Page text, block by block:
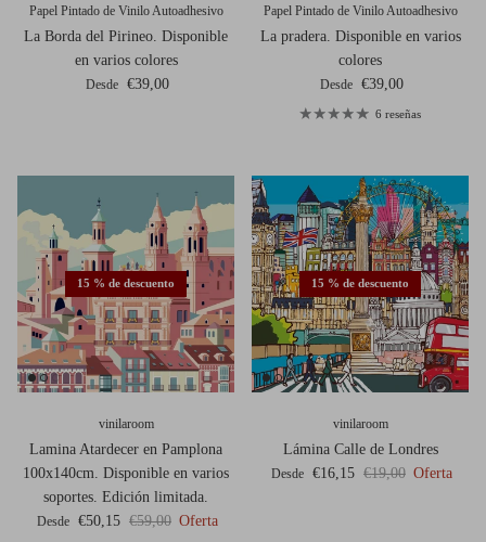
Papel Pintado de Vinilo Autoadhesivo
La Borda del Pirineo. Disponible
en varios colores
Precio normal
Desde €39,00
Papel Pintado de Vinilo Autoadhesivo
La pradera. Disponible en varios
colores
Precio normal
Desde €39,00
6 reseñas
15 % de descuento
vinilaroom
Lamina Atardecer en Pamplona
100x140cm. Disponible en varios
soportes. Edición limitada.
Precio de venta
Desde €50,15 Precio normal
€59,00 Oferta
15 % de descuento
vinilaroom
Lámina Calle de Londres
Precio de venta
Desde €16,15 Precio normal
€19,00 Oferta